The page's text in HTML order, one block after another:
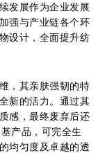
发展作为企业发展
强与产业链各个环
设计，全面提升纺
，其亲肤强韧的特
新的活力。通过其
感，最终废弃后还
产品，可完全生
均匀度及卓越的透